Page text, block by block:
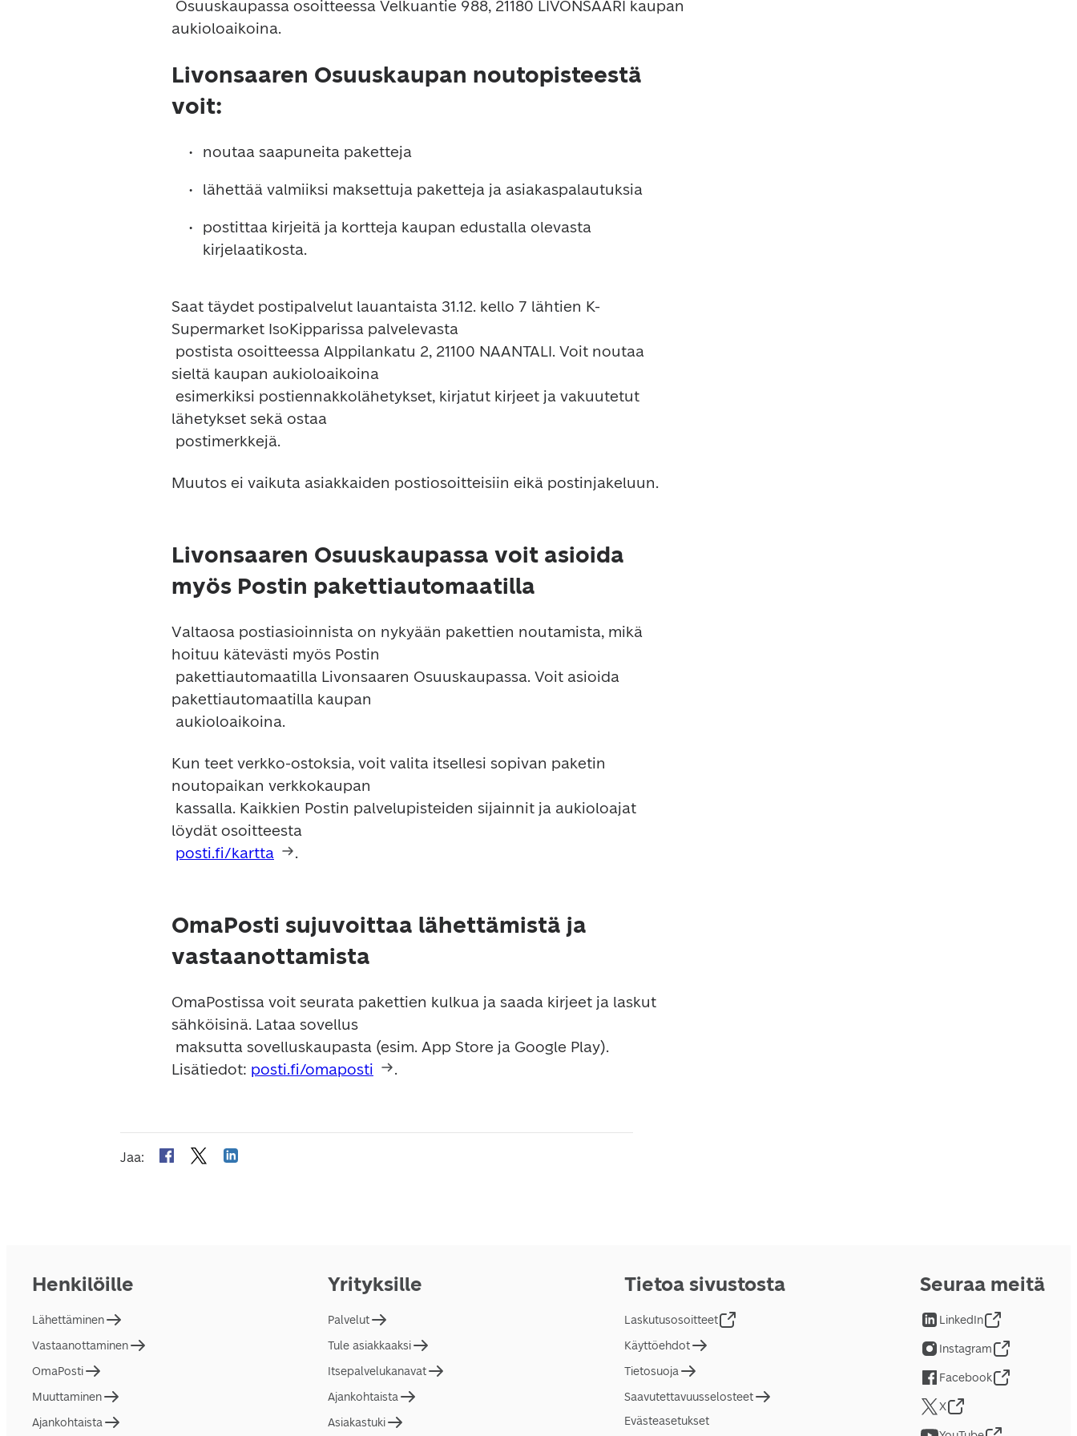
Livonsaaren Osuuskaupan noutopisteestä
voit:
postittaa kirjeitä ja kortteja kaupan edustalla olevasta
Saat täydet postipalvelut lauantaista 31.12. kello 7 lähtien K-
Supermarket IsoKipparissa palvelevasta
sieltä kaupan aukioloaikoina
lähetykset sekä ostaa
Livonsaaren Osuuskaupassa voit asioida
myös Postin pakettiautomaatilla
Valtaosa postiasioinnista on nykyään pakettien noutamista, mikä
hoituu kätevästi myös Postin
pakettiautomaatilla kaupan
Kun teet verkko-ostoksia, voit valita itsellesi sopivan paketin
noutopaikan verkkokaupan
löydät osoitteesta
posti.fi/kartta
.
OmaPosti sujuvoittaa lähettämistä ja
vastaanottamista
OmaPostissa voit seurata pakettien kulkua ja saada kirjeet ja laskut
sähköisinä. Lataa sovellus
Lisätiedot: posti.fi/omaposti .
Jaa:
Henkilöille
Lähettäminen
Vastaanottaminen
OmaPosti
Muuttaminen
Ajankohtaista
Yrityksille
Palvelut
Tule asiakkaaksi
Itsepalvelukanavat
Ajankohtaista
Asiakastuki
Tietoa sivustosta
Laskutusosoitteet
Käyttöehdot
Tietosuoja
Saavutettavuusselosteet
Evästeasetukset
Seuraa meitä
LinkedIn
Instagram
Facebook
X